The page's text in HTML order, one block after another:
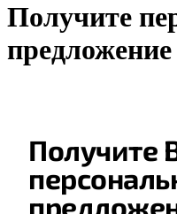
Получите
предложение
Получите